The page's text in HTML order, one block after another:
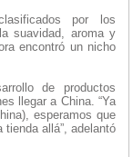
por los
suavidad, aroma y
encontró un nicho
de productos
llegar a China. “Ya
esperamos que
allá”, adelantó